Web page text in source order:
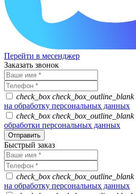
Перейти в месенджер
Заказать звонок
check_box check_box_outline_blank
на обработку персональных данных
check_box check_box_outline_blank
обработки персональных данных
Быстрый заказ
check_box check_box_outline_blank
на обработку персональных данных